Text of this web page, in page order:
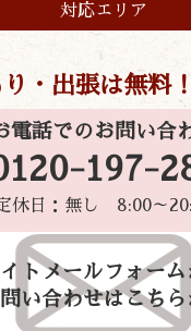
対応エリア
・出張は無料！
電話でのお問い合
197-
定休日：無し 8:00～
トメールフォーム
い合わせはこちら